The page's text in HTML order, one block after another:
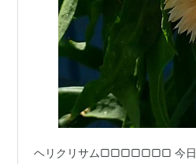
ヘリクリサム▢▢▢▢▢▢▢ 今日